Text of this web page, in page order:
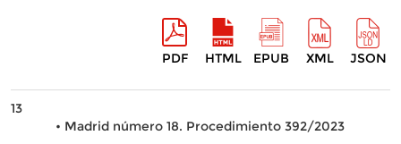
PDF HTML EPUB XML JSON
13
• Madrid número 18. Procedimiento 392/2023